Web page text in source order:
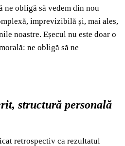
ne obligă să vedem din nou
imprevizibilă și, mai ales,
noastre. Eșecul nu este doar o
ne obligă să ne
structură personală
retrospectiv ca rezultatul